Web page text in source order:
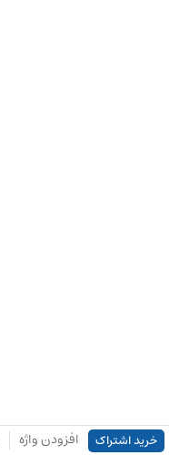
خرید اشتراک افزودن واژه